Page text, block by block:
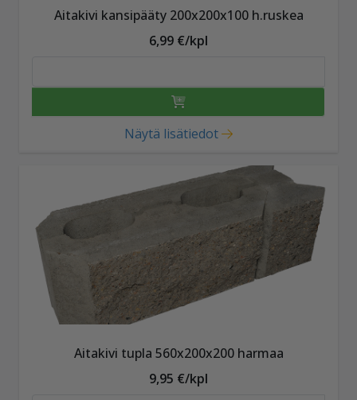
Aitakivi kansipääty 200x200x100 h.ruskea
6,99 €/kpl
Näytä lisätiedot
Aitakivi tupla 560x200x200 harmaa
9,95 €/kpl